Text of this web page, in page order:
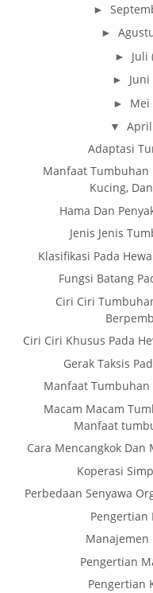
►
►
► Juli
► Juni
► Mei
▼ April
Adaptasi
Manfaat Tumbuhan
Kucing,
Hama Dan
Jenis Jenis
Klasifikasi Pada
Fungsi Batang
Ciri Ciri
Ciri Ciri Khusus Pada
Gerak Taksis
Manfaat Tumbuhan
Macam Macam
Manfaat
Cara Mencangkok
Koperasi
Perbedaan Senyawa
Pengertian
Manajemen
Pengertian
Pengertian